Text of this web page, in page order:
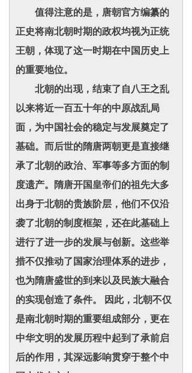
值得注意的是，唐朝官方编纂的
正史将南北朝时期的政权均视为正统
王朝，体现了这一时期在中国历史上
的重要地位。
北朝的出现，结束了自八王之乱
以来将近一百五十年的中原战乱局
面，为中国社会的稳定与发展奠定了
基础。而后世的隋唐两朝更是直接继
承了北朝的政治、军事等多方面的制
度遗产。隋唐开国皇帝们的祖先大多
出身于北朝的贵族阶层，他们不仅沿
袭了北朝的制度框架，还在此基础上
进行了进一步的发展与创新。这些举
措不仅推动了国家治理体系的进步，
也为隋唐盛世的到来以及民族大融合
的实现创造了条件。 因此，北朝不仅
是南北朝时期的重要组成部分，更在
中华文明的发展历程中起到了承前启
后的作用，其深远影响贯穿于整个中